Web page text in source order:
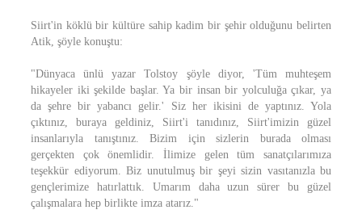
Siirt'in köklü bir kültüre sahip kadim bir şehir olduğunu belirten
Atik, şöyle konuştu:
"Dünyaca ünlü yazar Tolstoy şöyle diyor, 'Tüm muhteşem
hikayeler iki şekilde başlar. Ya bir insan bir yolculuğa çıkar, ya
da şehre bir yabancı gelir.' Siz her ikisini de yaptınız. Yola
çıktınız, buraya geldiniz, Siirt'i tanıdınız, Siirt'imizin güzel
insanlarıyla tanıştınız. Bizim için sizlerin burada olması
gerçekten çok önemlidir. İlimize gelen tüm sanatçılarımıza
teşekkür ediyorum. Biz unutulmuş bir şeyi sizin vasıtanızla bu
gençlerimize hatırlattık. Umarım daha uzun sürer bu güzel
çalışmalara hep birlikte imza atarız."